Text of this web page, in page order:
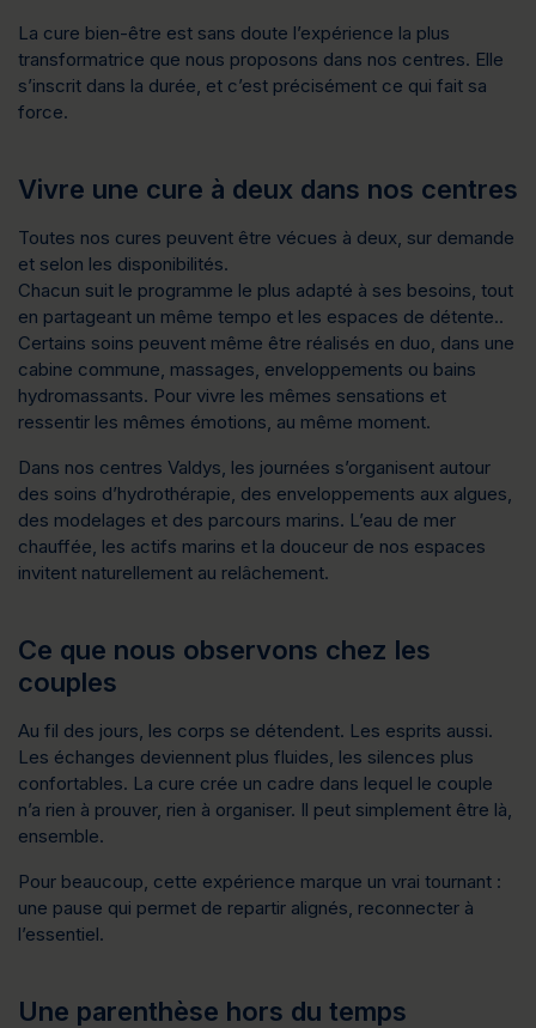
La cure bien-être est sans doute l’expérience la plus
transformatrice que nous proposons dans nos centres. Elle
s’inscrit dans la durée, et c’est précisément ce qui fait sa
force.
Vivre une cure à deux dans nos centres
Toutes nos cures peuvent être vécues à deux, sur demande
et selon les disponibilités.
Chacun suit le programme le plus adapté à ses besoins, tout
en partageant un même tempo et les espaces de détente..
Certains soins peuvent même être réalisés en duo , dans une
cabine commune, massages, enveloppements ou bains
ressentir les mêmes émotions au même moment.
Dans nos centres Valdys, les journées s’organisent autour
des soins d’hydrothérapie, des enveloppements aux algues,
des modelages et des parcours marins. L’eau de mer
chauffée, les actifs marins et la douceur de nos espaces
invitent naturellement au relâchement.
Ce que nous observons chez les
couples
Au fil des jours, les corps se détendent. Les esprits aussi.
Les échanges deviennent plus fluides, les silences plus
confortables. La cure crée un cadre dans lequel le couple
n’a rien à prouver, rien à organiser. Il peut simplement être là,
ensemble.
Pour beaucoup, cette expérience marque un vrai tournant :
une pause qui permet de repartir alignés, reconnecter à
l’essentiel.
Une parenthèse hors du temps